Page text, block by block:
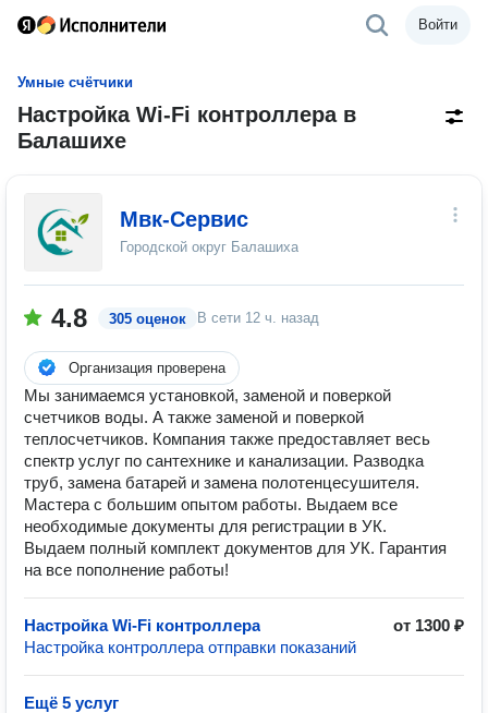
Войти
Умные счётчики
Настройка Wi-Fi контроллера в
Балашихе
Мвк-Сервис
Городской округ Балашиха
4.8 305 оценок В сети 12 ч. назад
Организация проверена
Мы занимаемся установкой, заменой и поверкой
счетчиков воды. А также заменой и поверкой
теплосчетчиков. Компания также предоставляет весь
спектр услуг по сантехнике и канализации. Разводка
труб, замена батарей и замена полотенцесушителя.
Мастера с большим опытом работы. Выдаем все
необходимые документы для регистрации в УК.
Выдаем полный комплект документов для УК. Гарантия
на все пополнение работы!
Настройка Wi-Fi контроллера
от 1300 ₽
Настройка контроллера отправки показаний
Ещё 5 услуг